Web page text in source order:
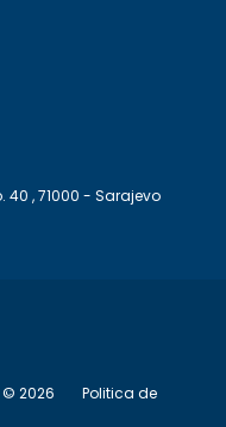
40 , 71000 - Sarajevo
© 2026
Politica de